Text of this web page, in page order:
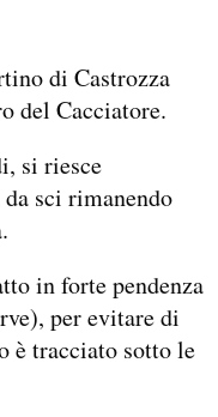
di Castrozza
del Cacciatore.
si riesce
sci rimanendo
in forte pendenza
per evitare di
è tracciato sotto le